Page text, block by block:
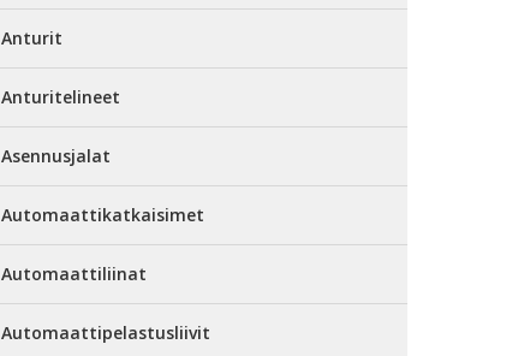
Anturit
Anturitelineet
Asennusjalat
Automaattikatkaisimet
Automaattiliinat
Automaattipelastusliivit